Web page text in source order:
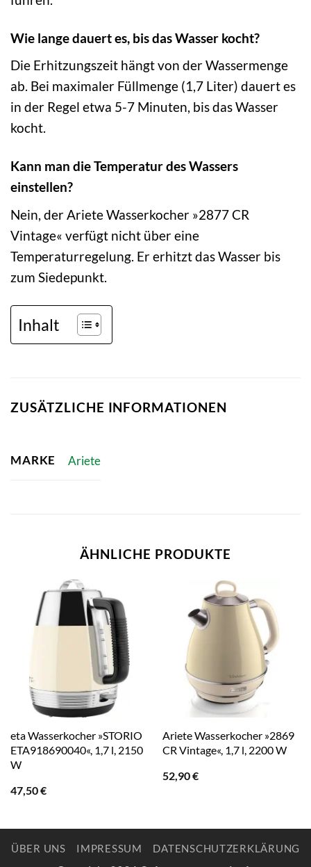
Wie lange dauert es, bis das Wasser kocht?
Die Erhitzungszeit hängt von der Wassermenge
ab. Bei maximaler Füllmenge (1,7 Liter) dauert es
in der Regel etwa 5-7 Minuten, bis das Wasser
kocht.
Kann man die Temperatur des Wassers
einstellen?
Nein, der Ariete Wasserkocher »2877 CR
Vintage« verfügt nicht über eine
Temperaturregelung. Er erhitzt das Wasser bis
zum Siedepunkt.
Inhalt
ZUSÄTZLICHE INFORMATIONEN
MARKE Ariete
ÄHNLICHE PRODUKTE
eta Wasserkocher »STORIO
ETA918690040«, 1,7 l, 2150
W
47,50€
Ariete Wasserkocher »2869
CR Vintage«, 1,7 l, 2200 W
52,90€
ÜBER UNS IMPRESSUM DATENSCHUTZERKLÄRUNG